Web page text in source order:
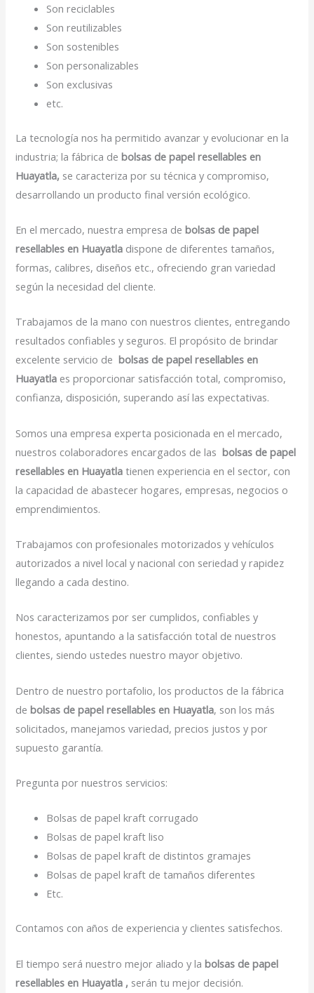
Son reciclables
Son reutilizables
Son sostenibles
Son personalizables
Son exclusivas
etc.
La tecnología nos ha permitido avanzar y evolucionar en la
industria; la fábrica debolsas de papel resellables en
Huayatla, se caracteriza por su técnica y compromiso,
desarrollando un producto final versión ecológico.
En el mercado, nuestra empresa debolsas de papel
resellables en Huayatla dispone de diferentes tamaños,
formas, calibres, diseños etc., ofreciendo gran variedad
según la necesidad del cliente.
Trabajamos de la mano con nuestros clientes, entregando
resultados confiables y seguros. El propósito de brindar
excelente servicio debolsas de papel resellables en
Huayatla es proporcionar satisfacción total, compromiso,
confianza, disposición, superando así las expectativas.
Somos una empresa experta posicionada en el mercado,
nuestros colaboradores encargados de lasbolsas de papel
resellables en Huayatlatienen experiencia en el sector, con
la capacidad de abastecer hogares, empresas, negocios o
emprendimientos.
Trabajamos con profesionales motorizados y vehículos
autorizados a nivel local y nacional con seriedad y rapidez
llegando a cada destino.
Nos caracterizamos por ser cumplidos, confiables y
honestos, apuntando a la satisfacción total de nuestros
clientes, siendo ustedes nuestro mayor objetivo.
Dentro de nuestro portafolio, los productos de la fábrica
debolsas de papel resellables en Huayatla, son los más
solicitados, manejamos variedad, precios justos y por
supuesto garantía.
Pregunta por nuestros servicios:
Bolsas de papel kraft corrugado
Bolsas de papel kraft liso
Bolsas de papel kraft de distintos gramajes
Bolsas de papel kraft de tamaños diferentes
Etc.
Contamos con años de experiencia y clientes satisfechos.
El tiempo será nuestro mejor aliado y labolsas de papel
resellables en Huayatla , serán tu mejor decisión.